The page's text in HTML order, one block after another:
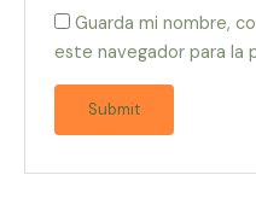
Guarda mi nombre,
este navegador para la